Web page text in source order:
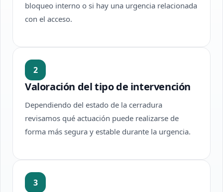
bloqueo interno o si hay una urgencia relacionada
con el acceso.
2
Valoración del tipo de intervención
Dependiendo del estado de la cerradura
revisamos qué actuación puede realizarse de
forma más segura y estable durante la urgencia.
3